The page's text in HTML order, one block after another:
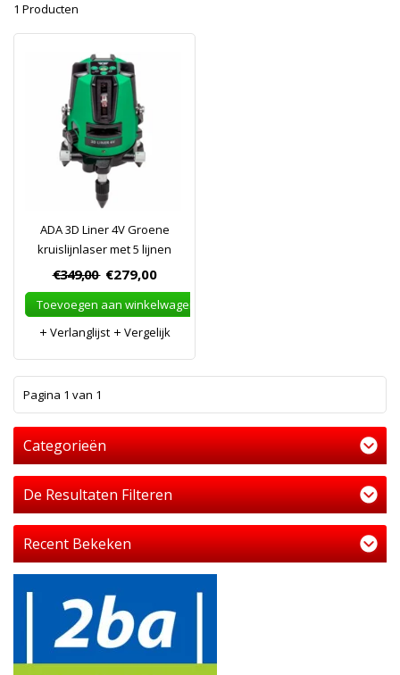
1 Producten
ADA 3D Liner 4V Groene
kruislijnlaser met 5 lijnen
€349,00 €279,00
Toevoegen aan winkelwagen
Verlanglijst
Vergelijk
Pagina 1 van 1
Categorieën
De Resultaten Filteren
Recent Bekeken